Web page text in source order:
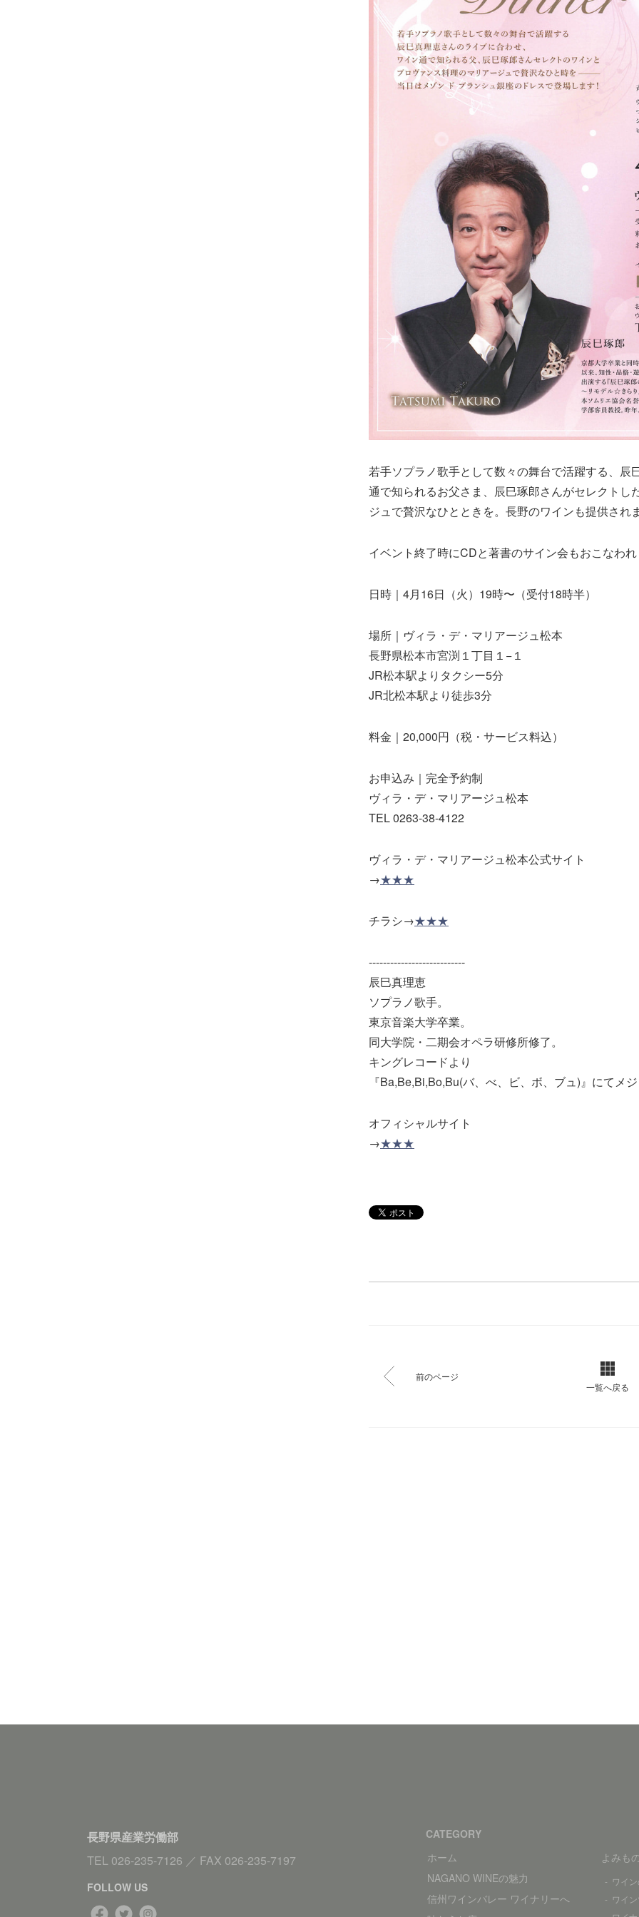
若手ソプラノ歌手として数々の舞台で活躍する、辰
通で知られるお父さま、辰巳琢郎さんがセレクトし
ジュで贅沢なひとときを。長野のワインも提供され
イベント終了時にCDと著書のサイン会もおこなわれ
日時｜4月16日（火）19時〜（受付18時半）
場所｜ヴィラ・デ・マリアージュ松本
長野県松本市宮渕１丁目１−１
JR松本駅よりタクシー5分
JR北松本駅より徒歩3分
料金｜20,000円（税・サービス料込）
お申込み｜完全予約制
ヴィラ・デ・マリアージュ松本
TEL 0263-38-4122
ヴィラ・デ・マリアージュ松本公式サイト
→★★★
チラシ→★★★
---------------------------
辰巳真理恵
ソプラノ歌手。
東京音楽大学卒業。
同大学院・二期会オペラ研修所修了。
キングレコードより
『Ba,Be,Bi,Bo,Bu(バ、べ、ビ、ボ、ブュ)』にてメジ
オフィシャルサイト
→★★★
前のページ
一覧へ戻る
FOLLOW US
長野県産業労働部
TEL 026-235-7126 ／ FAX 026-235-7197
CATEGORY
ホーム
NAGANO WINEの魅力
信州ワインバレー ワイナリーへ
よみも
ワイ
ワイ